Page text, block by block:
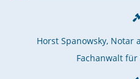
Horst Spanowsky, Notar
Fachanwalt